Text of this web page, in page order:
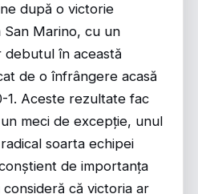
după o victorie
Marino, cu un
debutul în această
de o înfrângere acasă
1. Aceste rezultate fac
meci de excepție, unul
soarta echipei
de importanța
că victoria ar